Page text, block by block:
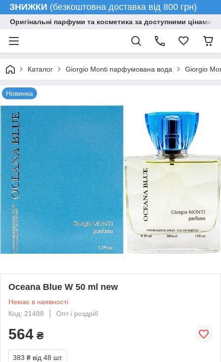
ЗНИЖКИ (безкоштовна доставка від 800 грн)
Оригінальні парфуми та косметика за доступними цінами
Каталог Giorgio Monti парфумована вода Giorgio
Новинка
Oceana Blue W 50 ml new
Немає в наявності
Код: 21488
Опт і роздріб
564 ₴
383 ₴ від 48 шт.